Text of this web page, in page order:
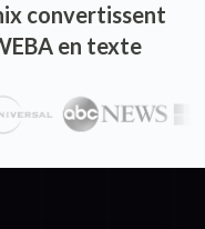
convertissent
en texte